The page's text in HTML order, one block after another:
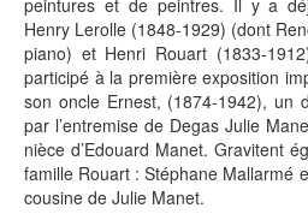
peintures et de peintres. Il y a
Henry Lerolle (1848-1929) (dont
piano) et Henri Rouart (1833-
participé à la première exposition
son oncle Ernest, (1874-1942), un
par l’entremise de Degas Julie
nièce d’Edouard Manet. Gravitent
famille Rouart : Stéphane Mallarmé
cousine de Julie Manet.